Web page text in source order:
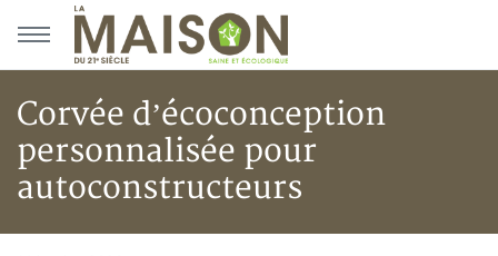
Aller au menu principal
Aller au contenu principal
Corvée d’écoconception
personnalisée pour
autoconstructeurs